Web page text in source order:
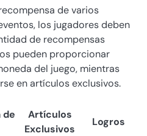
de varios
los jugadores deben
de recompensas
pueden proporcionar
del juego, mientras
en artículos exclusivos.
de
Artículos
Exclusivos
Logros